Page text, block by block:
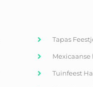
Tapas
Mexicaanse
Tuinfeest